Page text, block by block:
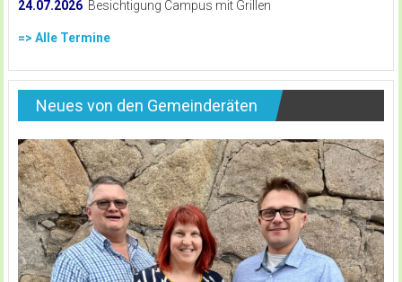
24.07.2026 Besichtigung Campus mit Grillen
=> Alle Termine
Neues von den Gemeinderäten